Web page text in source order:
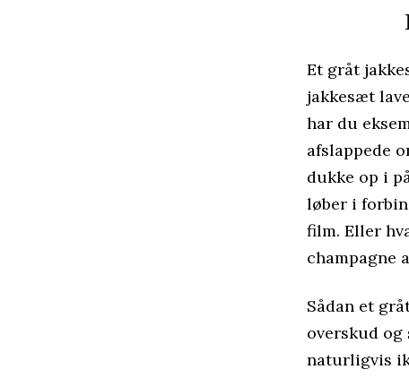
Et gråt
jakkesæt
har du
afslappede
dukke op i
løber i
film. Eller
champagne
Sådan et
overskud
naturligvis